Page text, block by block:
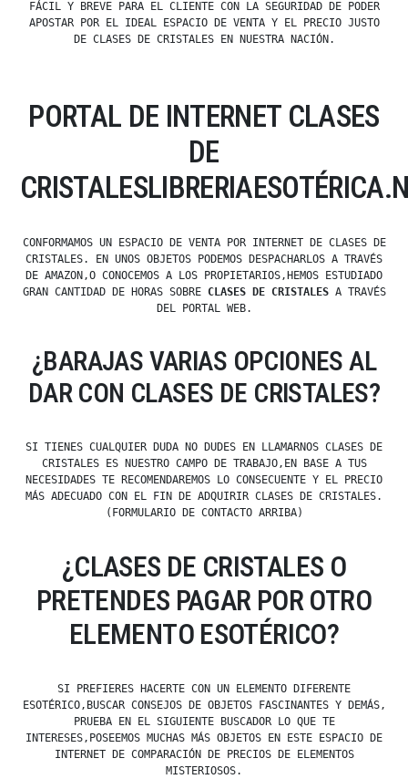
FÁCIL Y BREVE PARA EL CLIENTE CON LA SEGURIDAD DE PODER
APOSTAR POR EL IDEAL ESPACIO DE VENTA Y EL PRECIO JUSTO
DE CLASES DE CRISTALES EN NUESTRA NACIÓN.
PORTAL DE INTERNET CLASES
DE
CONFORMAMOS UN ESPACIO DE VENTA POR INTERNET DE CLASES DE
CRISTALES. EN UNOS OBJETOS PODEMOS DESPACHARLOS A TRAVÉS
DE AMAZON,O CONOCEMOS A LOS PROPIETARIOS,HEMOS ESTUDIADO
GRAN CANTIDAD DE HORAS SOBRE CLASES DE CRISTALESA TRAVÉS
DEL PORTAL WEB.
¿BARAJAS VARIAS OPCIONES AL
DAR CON CLASES DE CRISTALES?
SI TIENES CUALQUIER DUDA NO DUDES EN LLAMARNOS CLASES DE
CRISTALES ES NUESTRO CAMPO DE TRABAJO,EN BASE A TUS
NECESIDADES TE RECOMENDAREMOS LO CONSECUENTE Y EL PRECIO
MÁS ADECUADO CON EL FIN DE ADQUIRIR CLASES DE CRISTALES.
(FORMULARIO DE CONTACTO ARRIBA)
¿CLASES DE CRISTALES O
PRETENDES PAGAR POR OTRO
ELEMENTO ESOTÉRICO?
SI PREFIERES HACERTE CON UN ELEMENTO DIFERENTE
ESOTÉRICO,BUSCAR CONSEJOS DE OBJETOS FASCINANTES Y DEMÁS,
PRUEBA EN EL SIGUIENTE BUSCADOR LO QUE TE
INTERESES,POSEEMOS MUCHAS MÁS OBJETOS EN ESTE ESPACIO DE
INTERNET DE COMPARACIÓN DE PRECIOS DE ELEMENTOS
MISTERIOSOS.